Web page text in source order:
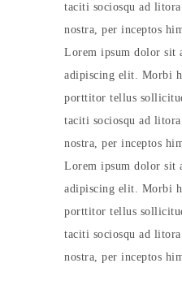
taciti sociosqu ad
nostra, per inceptos
Lorem ipsum dolor sit
adipiscing elit. Morbi
porttitor tellus
taciti sociosqu ad
nostra, per inceptos
Lorem ipsum dolor sit
adipiscing elit. Morbi
porttitor tellus
taciti sociosqu ad
nostra, per inceptos